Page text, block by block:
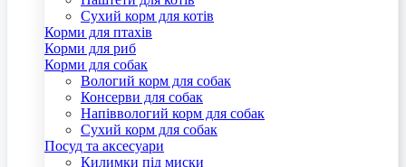
Сухий корм для котів
Корми для птахів
Корми для риб
Корми для собак
Вологий корм для собак
Консерви для собак
Напіввологий корм для собак
Сухий корм для собак
Посуд та аксесуари
Килимки під миски